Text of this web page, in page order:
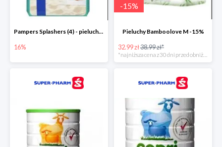
Pampers Splashers (4) - pieluchy jednorazowe do pływania -16%
16%
-15%
Pieluchy Bamboolove M -15%
32.99 zł38.99 zł*